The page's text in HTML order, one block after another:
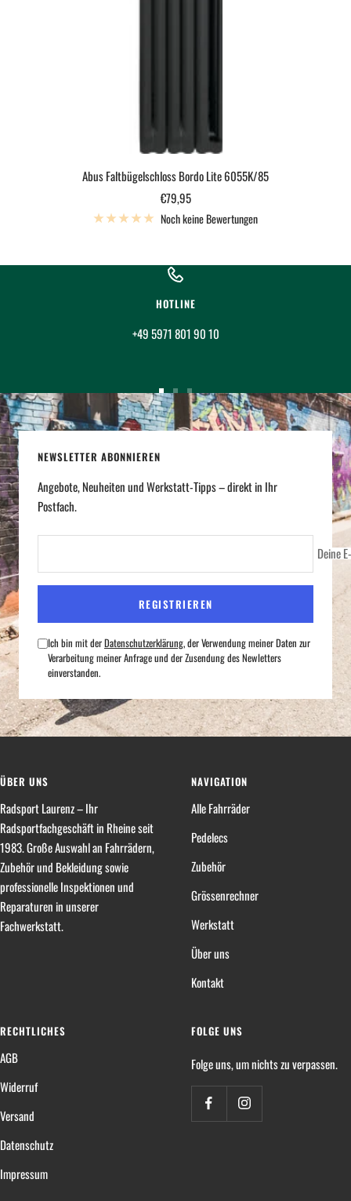
Abus Faltbügelschloss Bordo Lite 6055K/85
Angebotspreis
€79,95
Noch keine Bewertungen
HOTLINE
+49 5971 801 90 10
Zur
Slide
gehen
Zur
Slide
Zur
Slide
NEWSLETTER ABONNIEREN
Angebote, Neuheiten und Werkstatt-Tipps – direkt in Ihr
Postfach.
Deine
REGISTRIEREN
Ich bin mit derDatenschutzerklärung, der Verwendung meiner Daten zur
Verarbeitung meiner Anfrage und der Zusendung des Newletters
einverstanden.
ÜBER UNS
Radsport Laurenz – Ihr
Radsportfachgeschäft in Rheine seit
1983. Große Auswahl an Fahrrädern,
Zubehör und Bekleidung sowie
professionelle Inspektionen und
Reparaturen in unserer
Fachwerkstatt.
NAVIGATION
Alle Fahrräder
Pedelecs
Zubehör
Grössenrechner
Werkstatt
Über uns
Kontakt
RECHTLICHES
AGB
Widerruf
Versand
Datenschutz
Impressum
FOLGE UNS
Folge uns, um nichts zu verpassen.